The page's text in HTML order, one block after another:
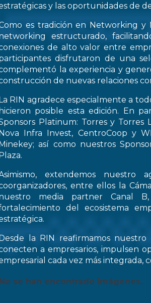
y las oportunidades de
es tradición en Networking y
estructurado,
de alto valor entre
disfrutaron de una
la experiencia y
de nuevas relaciones
RIN agradece especialmente a
hicieron posible esta edición. En
Platinum: Torres y Torres
Infra Invest, CentroCoop y
así como nuestros
extendemos nuestro
entre ellos la
media partner Canal
del ecosistema
la RIN reafirmamos
a empresarios, impulsen
cada vez más integrada,
No se han encontrado imágenes.